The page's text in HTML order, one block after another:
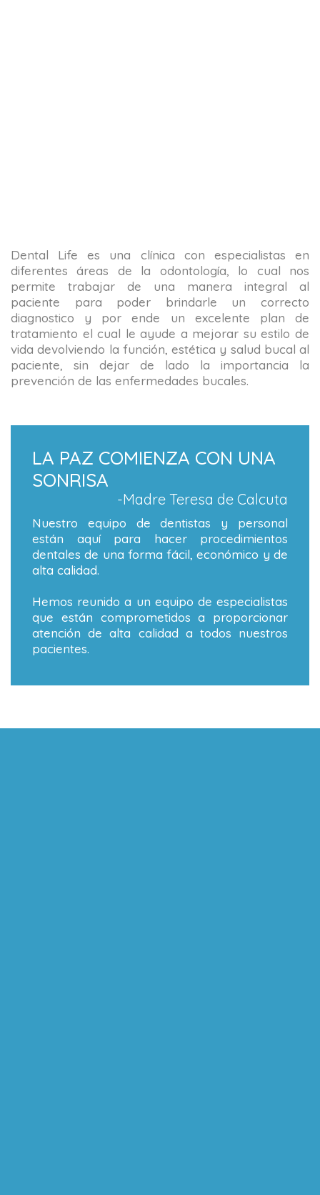
Dental Life es una clínica con especialistas en
diferentes áreas de la odontología, lo cual nos
permite trabajar de una manera integral al
paciente para poder brindarle un correcto
diagnostico y por ende un excelente plan de
tratamiento el cual le ayude a mejorar su estilo de
vida devolviendo la función, estética y salud bucal al
paciente, sin dejar de lado la importancia la
prevención de las enfermedades bucales.
LA PAZ COMIENZA CON UNA
SONRISA
-Madre Teresa de Calcuta
Nuestro equipo de dentistas y personal
están aquí para hacer procedimientos
dentales de una forma fácil, económico y de
alta calidad.
Hemos reunido a un equipo de especialistas
que están comprometidos a proporcionar
atención de alta calidad a todos nuestros
pacientes.